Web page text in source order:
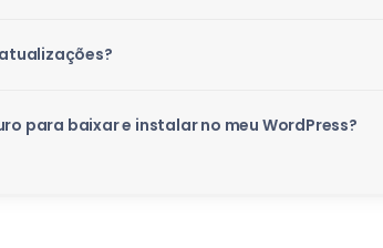
para baixar e instalar no meu WordPress?